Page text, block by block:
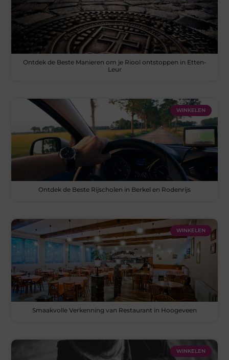
Ontdek de Beste Manieren om je Riool ontstoppen in Etten-
Leur
WINKELEN
Ontdek de Beste Rijscholen in Berkel en Rodenrijs
WINKELEN
Smaakvolle Verkenning van Restaurant in Hoogeveen
WINKELEN